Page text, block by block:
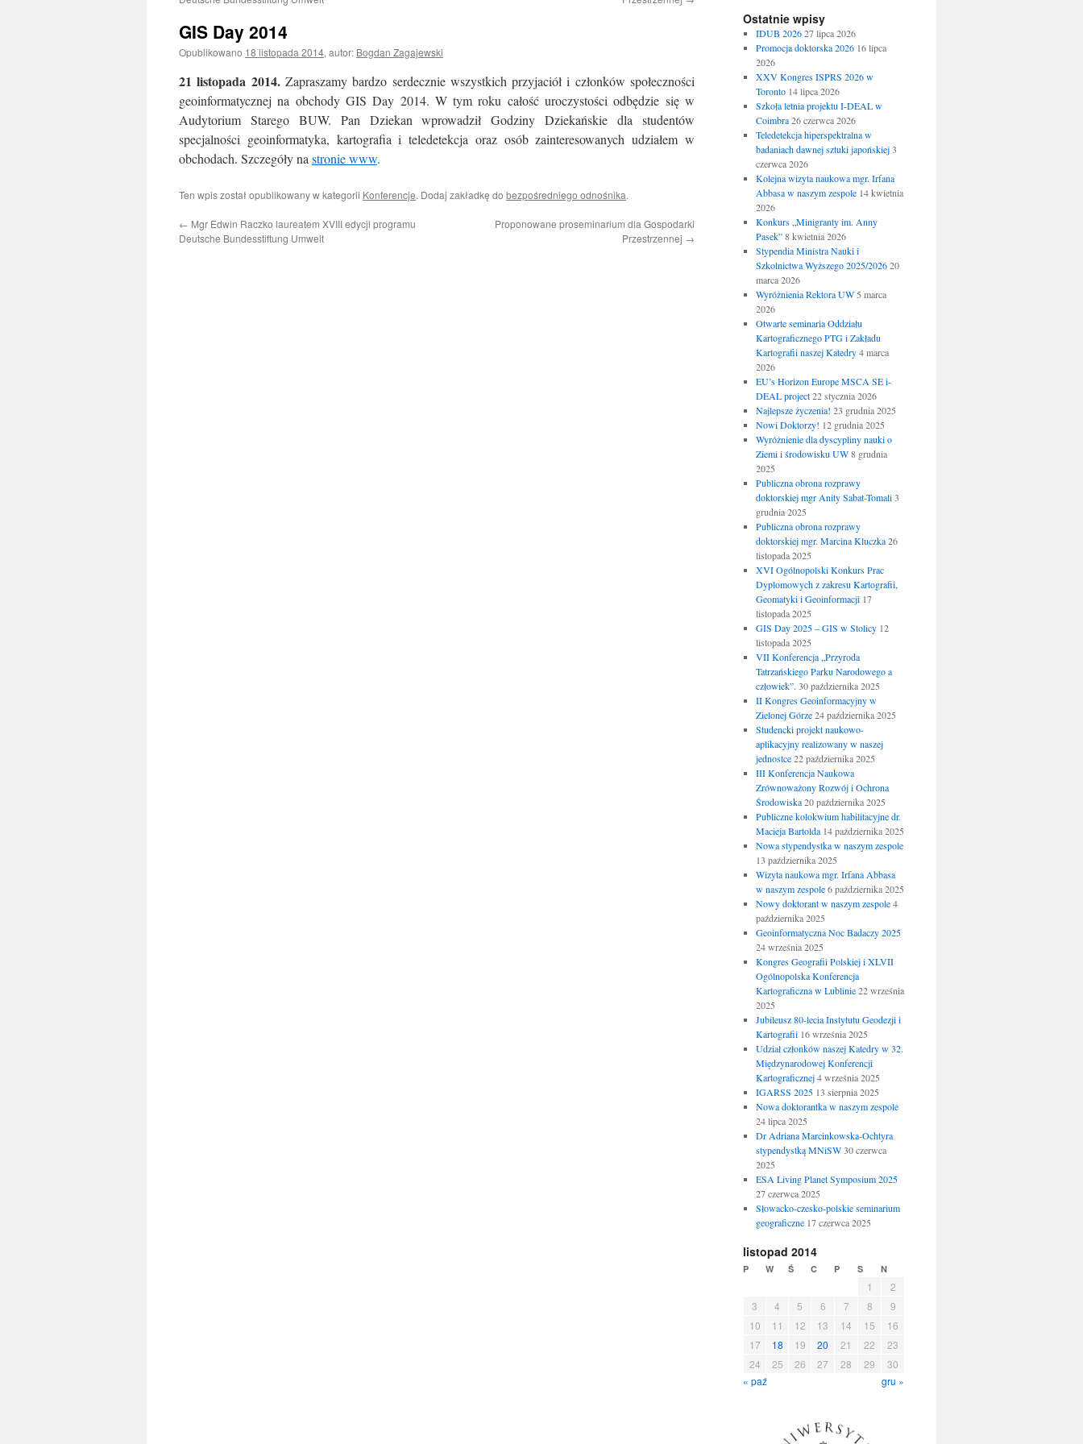
GIS Day 2014
Opublikowano 18 listopada 2014, autor: Bogdan Zagajewski
21 listopada 2014.Zapraszamy bardzo serdecznie wszystkich przyjaciół i członków społeczności
geoinformatycznej na obchody GIS Day 2014. W tym roku całość uroczystości odbędzie się w
Audytorium Starego BUW. Pan Dziekan wprowadził Godziny Dziekańskie dla studentów
specjalności geoinformatyka, kartografia i teledetekcja oraz osób zainteresowanych udziałem w
obchodach. Szczegóły na stronie www.
Ten wpis został opublikowany w kategorii Konferencje. Dodaj zakładkę do bezpośredniego odnośnika.
← Mgr Edwin Raczko laureatem XVIII edycji programu
Deutsche Bundesstiftung Umwelt
Proponowane proseminarium dla Gospodarki
Przestrzennej →
Ostatnie wpisy
IDUB 2026 27 lipca 2026
Promocja doktorska 2026 16 lipca
2026
XXV Kongres ISPRS 2026 w
Toronto 14 lipca 2026
Szkoła letnia projektu I-DEAL w
Coimbra 26 czerwca 2026
Teledetekcja hiperspektralna w
badaniach dawnej sztuki japońskiej 3
czerwca 2026
Kolejna wizyta naukowa mgr. Irfana
Abbasa w naszym zespole 14 kwietnia
2026
Konkurs „Minigranty im. Anny
Pasek” 8 kwietnia 2026
Stypendia Ministra Nauki i
Szkolnictwa Wyższego 2025/2026 20
marca 2026
Wyróżnienia Rektora UW 5 marca
2026
Otwarte seminaria Oddziału
Kartograficznego PTG i Zakładu
Kartografii naszej Katedry 4 marca
2026
EU’s Horizon Europe MSCA SE i-
DEAL project 22 stycznia 2026
Najlepsze życzenia! 23 grudnia 2025
Nowi Doktorzy! 12 grudnia 2025
Wyróżnienie dla dyscypliny nauki o
Ziemi i środowisku UW 8 grudnia
2025
Publiczna obrona rozprawy
doktorskiej mgr Anity Sabat-Tomali 3
grudnia 2025
Publiczna obrona rozprawy
doktorskiej mgr. Marcina Kluczka 26
listopada 2025
XVI Ogólnopolski Konkurs Prac
Dyplomowych z zakresu Kartografii,
Geomatyki i Geoinformacji 17
listopada 2025
GIS Day 2025 – GIS w Stolicy 12
listopada 2025
VII Konferencja „Przyroda
Tatrzańskiego Parku Narodowego a
człowiek”. 30 października 2025
II Kongres Geoinformacyjny w
Zielonej Górze 24 października 2025
Studencki projekt naukowo-
aplikacyjny realizowany w naszej
jednostce 22 października 2025
III Konferencja Naukowa
Zrównoważony Rozwój i Ochrona
Środowiska 20 października 2025
Publiczne kolokwium habilitacyjne dr.
Macieja Bartolda 14 października 2025
Nowa stypendystka w naszym zespole
13 października 2025
Wizyta naukowa mgr. Irfana Abbasa
w naszym zespole 6 października 2025
Nowy doktorant w naszym zespole 4
października 2025
Geoinformatyczna Noc Badaczy 2025
24 września 2025
Kongres Geografii Polskiej i XLVII
Ogólnopolska Konferencja
Kartograficzna w Lublinie 22 września
2025
Jubileusz 80-lecia Instytutu Geodezji i
Kartografii 16 września 2025
Udział członków naszej Katedry w 32.
Międzynarodowej Konferencji
Kartograficznej 4 września 2025
IGARSS 2025 13 sierpnia 2025
Nowa doktorantka w naszym zespole
24 lipca 2025
Dr Adriana Marcinkowska-Ochtyra
stypendystką MNiSW 30 czerwca
2025
ESA Living Planet Symposium 2025
27 czerwca 2025
Słowacko-czesko-polskie seminarium
geograficzne 17 czerwca 2025
listopad 2014
P W Ś C P S N
1
2
3
4 5 6 7 8
9
10
11 12 13 14 15
16
17
18 19 20 21 22
23
24
25 26 27 28 29
30
« paź
gru »